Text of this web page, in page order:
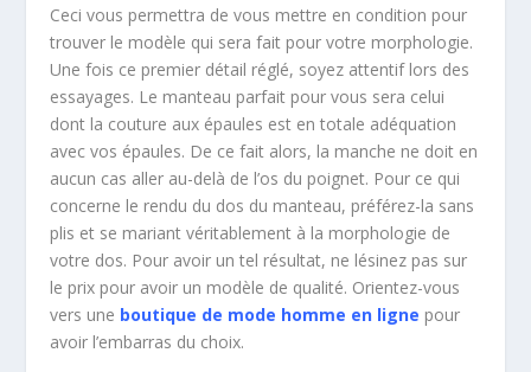
Ceci vous permettra de vous mettre en condition pour
trouver le modèle qui sera fait pour votre morphologie.
Une fois ce premier détail réglé, soyez attentif lors des
essayages. Le manteau parfait pour vous sera celui
dont la couture aux épaules est en totale adéquation
avec vos épaules. De ce fait alors, la manche ne doit en
aucun cas aller au-delà de l’os du poignet. Pour ce qui
concerne le rendu du dos du manteau, préférez-la sans
plis et se mariant véritablement à la morphologie de
votre dos. Pour avoir un tel résultat, ne lésinez pas sur
le prix pour avoir un modèle de qualité. Orientez-vous
vers une boutique de mode homme en ligne pour
avoir l’embarras du choix.